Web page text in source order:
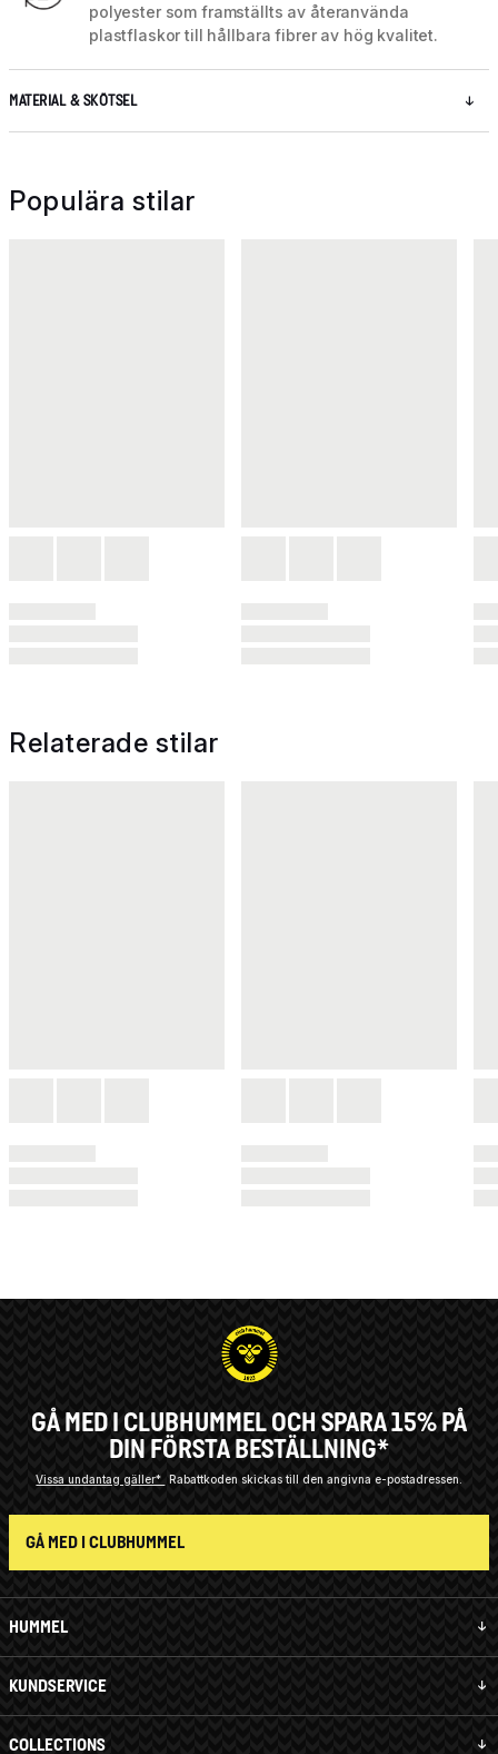
polyester som framställts av återanvända
plastflaskor till hållbara fibrer av hög kvalitet.
MATERIAL & SKÖTSEL
Populära stilar
Relaterade stilar
HUMMEL
KUNDSERVICE
COLLECTIONS
GÅ MED I CLUBHUMMEL OCH SPARA 15% PÅ
DIN FÖRSTA BESTÄLLNING*
Vissa undantag gäller* Rabattkoden skickas till den angivna e-postadressen.
GÅ MED I CLUBHUMMEL